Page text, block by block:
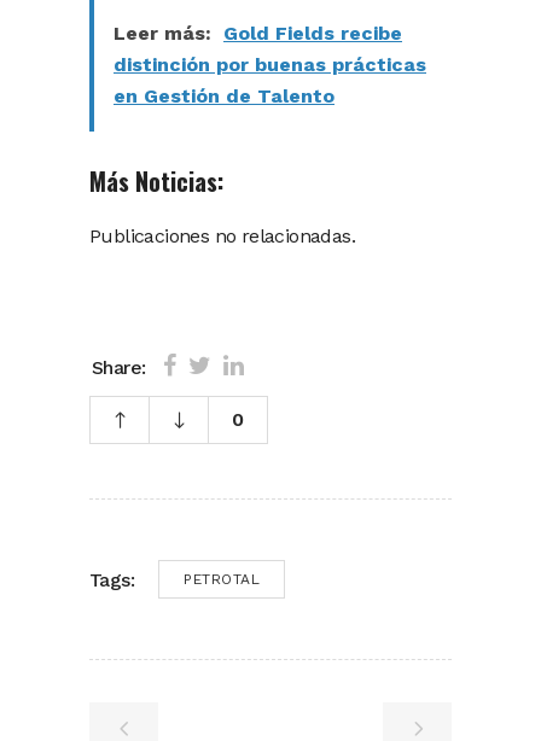
Leer más:
Gold Fields recibe
distinción por buenas prácticas
en Gestión de Talento
Más Noticias:
Publicaciones no relacionadas.
Share:
0
Tags: PETROTAL